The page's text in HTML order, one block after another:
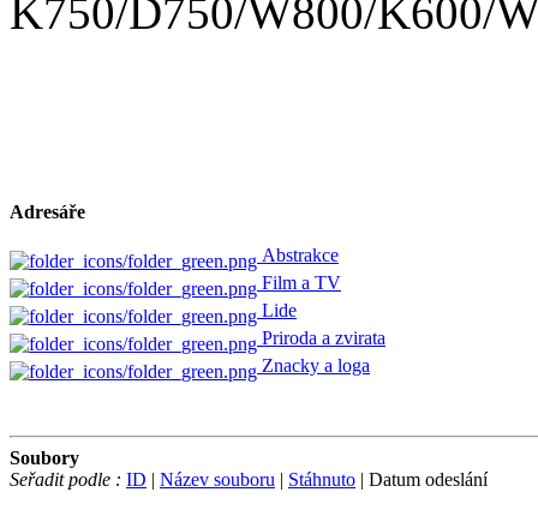
K750/D750/W800/K600/
Adresáře
Abstrakce
Film a TV
Lide
Priroda a zvirata
Znacky a loga
Soubory
Seřadit podle : ID | Název souboru | Stáhnuto | Datum odeslání